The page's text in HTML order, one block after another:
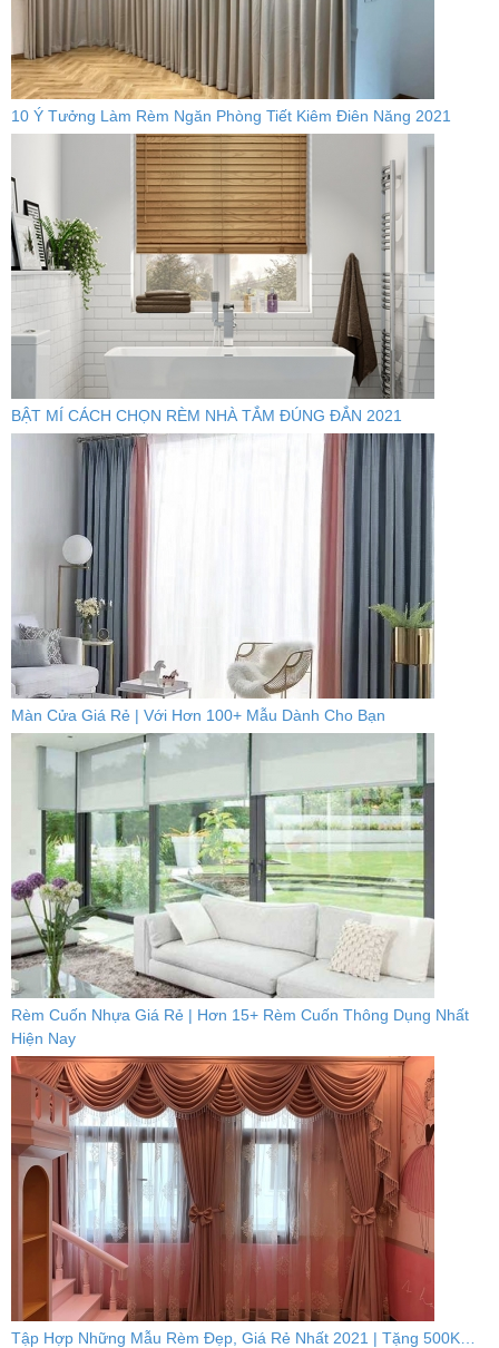
10 Ý Tưởng Làm Rèm Ngăn Phòng Tiết Kiêm Điên Năng 2021
BẬT MÍ CÁCH CHỌN RÈM NHÀ TẮM ĐÚNG ĐẮN 2021
Màn Cửa Giá Rẻ | Với Hơn 100+ Mẫu Dành Cho Bạn
Rèm Cuốn Nhựa Giá Rẻ | Hơn 15+ Rèm Cuốn Thông Dụng Nhất
Hiện Nay
Tập Hợp Những Mẫu Rèm Đẹp, Giá Rẻ Nhất 2021 | Tặng 500K…